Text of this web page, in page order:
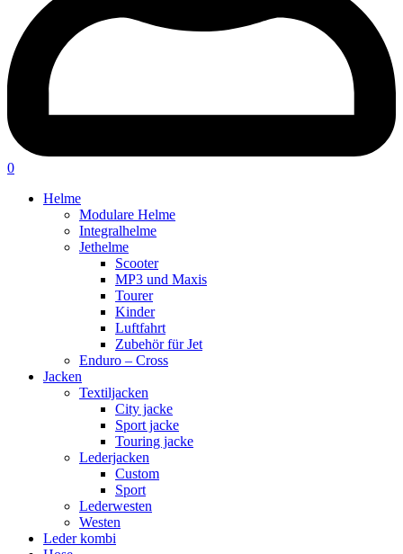
0
Helme
Modulare Helme
Integralhelme
Jethelme
Scooter
MP3 und Maxis
Tourer
Kinder
Luftfahrt
Zubehör für Jet
Enduro – Cross
Jacken
Textiljacken
City jacke
Sport jacke
Touring jacke
Lederjacken
Custom
Sport
Lederwesten
Westen
Leder kombi